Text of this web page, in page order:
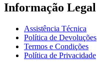
Informação Legal
Assistência Técnica
Política de Devoluções
Termos e Condições
Política de Privacidade